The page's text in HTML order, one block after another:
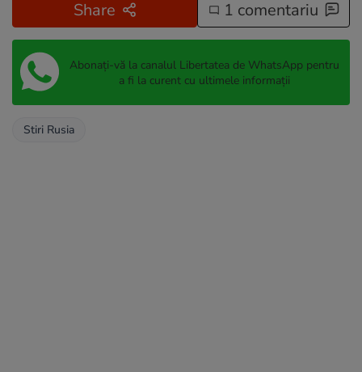
Share 1 comentariu
Abonați-vă la canalul Libertatea de WhatsApp pentru
a fi la curent cu ultimele informații
Stiri Rusia